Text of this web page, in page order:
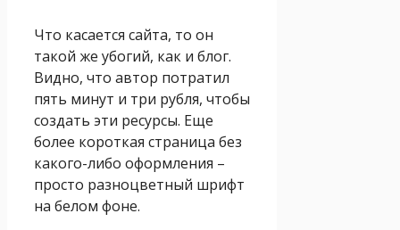
Что касается сайта, то он
такой же убогий, как и блог.
Видно, что автор потратил
пять минут и три рубля, чтобы
создать эти ресурсы. Еще
более короткая страница без
какого-либо оформления –
просто разноцветный шрифт
на белом фоне.